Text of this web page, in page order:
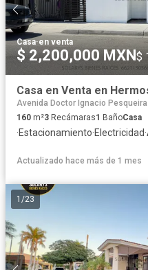
Casa·en venta
$ 2,200,000 MXN$
Casa en Venta en
Avenida Doctor Ignacio Pesqueira
160 m²3 Recámaras1 BañoCasa
·Estacionamiento·Electricidad·
Actualizado hace más de 1 mes
1 /23